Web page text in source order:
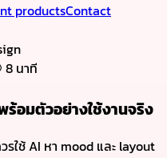
productsContact
8 นาที
อมตัวอย่างใช้งานจริง
รใช้ AI หา mood และ layout